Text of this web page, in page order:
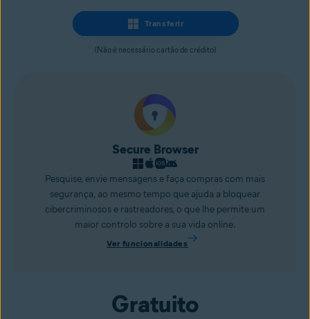
Transferir
(Não é necessário cartão de crédito)
Secure Browser
Pesquise, envie mensagens e faça compras com mais
segurança, ao mesmo tempo que ajuda a bloquear
cibercriminosos e rastreadores, o que lhe permite um
maior controlo sobre a sua vida online.
Ver funcionalidades
Gratuito